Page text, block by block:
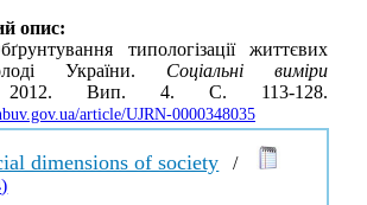
опис:
типологізації життєвих
України. Соціальні виміри
Вип. 4. С. 113-128.
article/UJRN-0000348035
dimensions of society /
)